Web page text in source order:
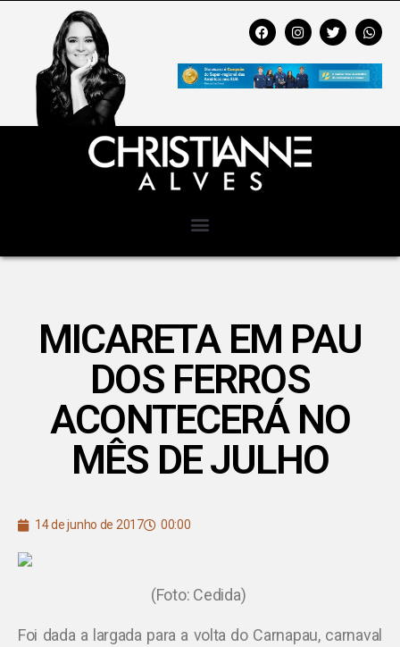
MICARETA EM PAU
DOS FERROS
ACONTECERÁ NO
MÊS DE JULHO
14 de junho de 2017 00:00
(Foto: Cedida)
Foi dada a largada para a volta do Carnapau, carnaval